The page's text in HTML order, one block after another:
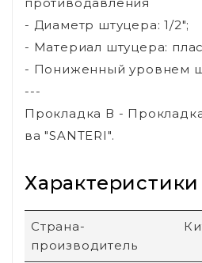
- Диаметр штуцера: 1/2";
- Материал штуцера:
- Пониженный уровнем
---
Прокладка В -
ва "SANTERI".
Характеристики
Страна-
производитель